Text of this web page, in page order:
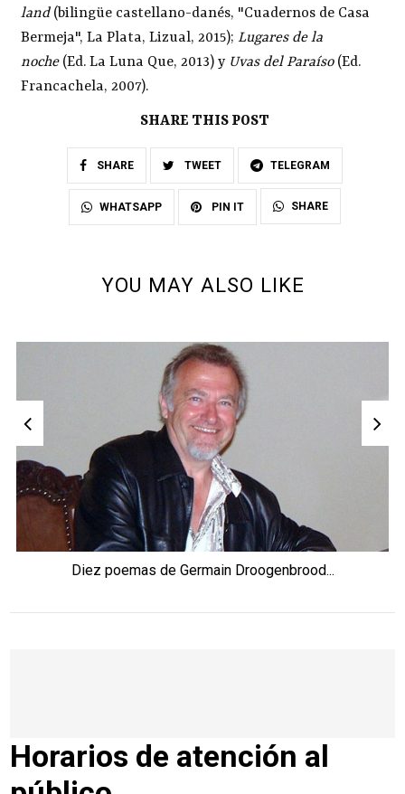
land(bilingüe castellano-danés, "Cuadernos de Casa
Bermeja", La Plata, Lizual, 2015);Lugares de la
noche (Ed. La Luna Que, 2013) y Uvas del Paraíso (Ed.
Francachela, 2007).
SHARE THIS POST
SHARE TWEET TELEGRAM
WHATSAPP PIN IT SHARE
YOU MAY ALSO LIKE
Diez poemas de Germain Droogenbrood...
Horarios de atención al